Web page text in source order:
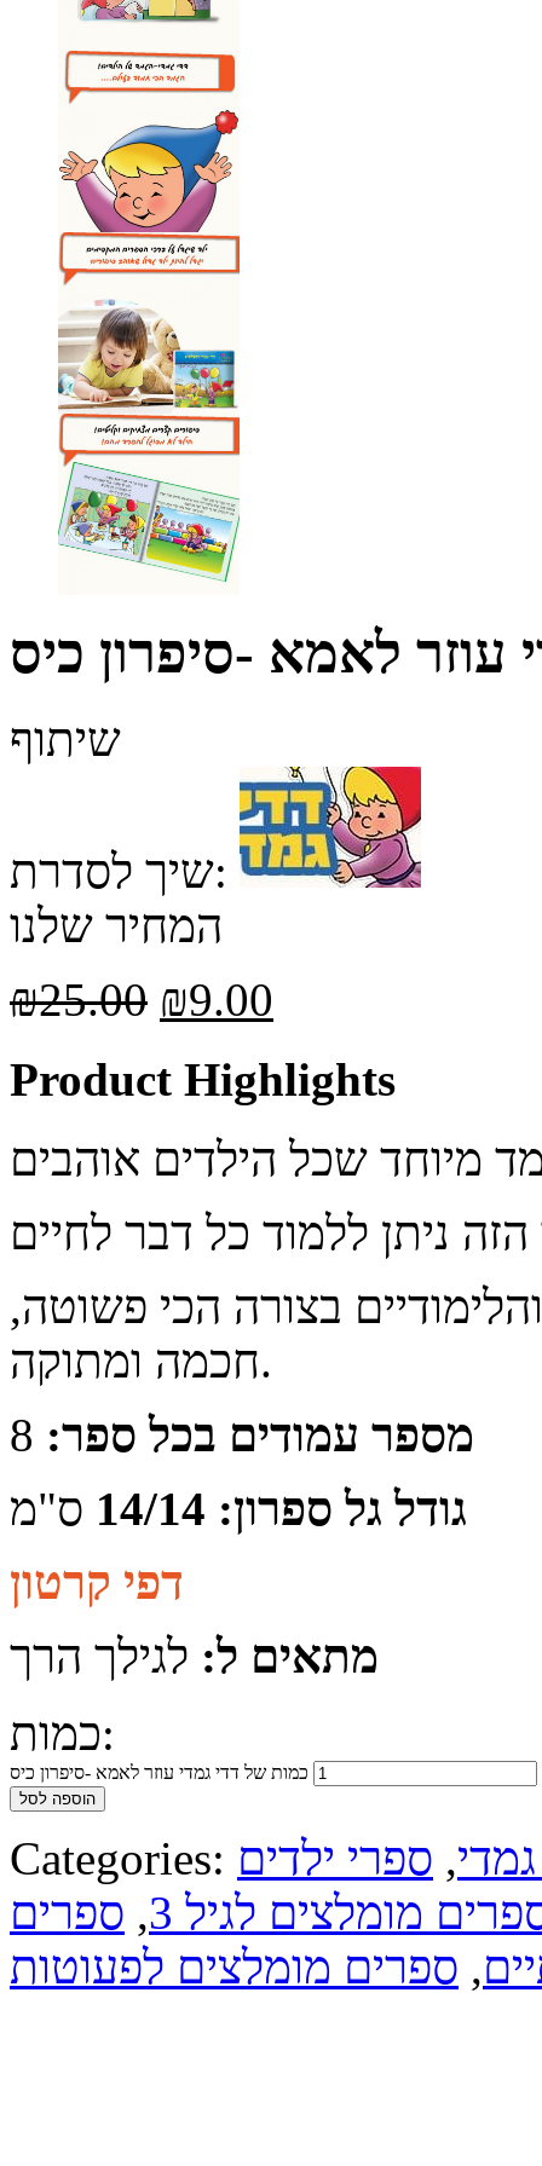
עוזר לאמא -סיפרון כיס
שיתוף
שיך לסדרת:
המחיר שלנו
₪25.00 ₪9.00
Product Highlights
בצורה הכי פשוטה,
חכמה ומתוקה.
מספר עמודים בכל ספר:
גודל גל ספרון: 14/14
ס"מ
דפי קרטון
מתאים ל: לגילך הרך
כמות:
כמות של דדי גמדי עוזר לאמא -סיפרון כיס
הוספה לסל
Categories: , ספרי ילדים
מומלצים לגיל 3
, ספרים
, ספרים מומלצים לפעוטות